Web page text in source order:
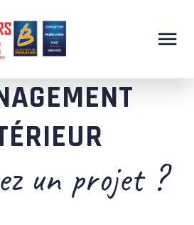
un projet ?